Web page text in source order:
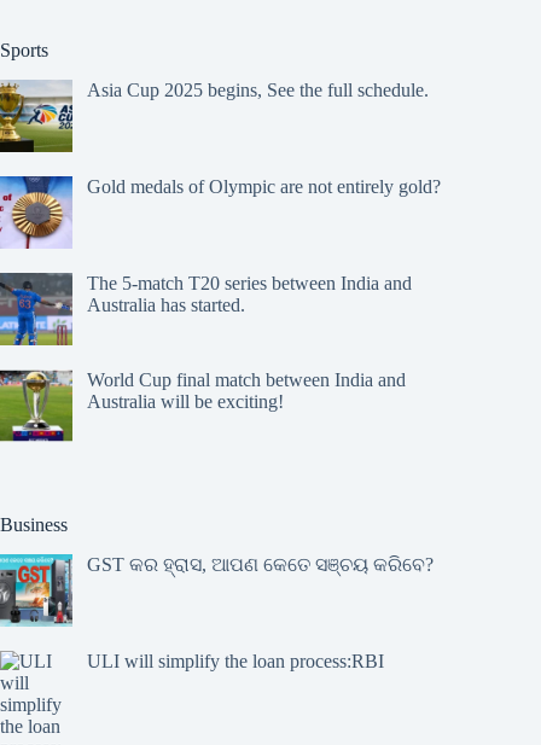
Sports
Asia Cup 2025 begins, See the full schedule.
Gold medals of Olympic are not entirely gold?
The 5-match T20 series between India and
Australia has started.
World Cup final match between India and
Australia will be exciting!
Business
GST କର ହ୍ରାସ, ଆପଣ କେତେ ସଞ୍ଚୟ କରିବେ?
ULI will simplify the loan process:RBI